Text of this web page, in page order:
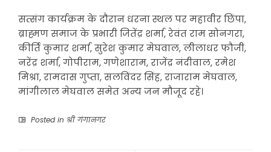
सत्संग कार्यक्रम के दौरान धरना स्थल पर महावीर छिंपा,
ब्राह्मण समाज के प्रभारी जितेंद्र शर्मा, रेवंत राम सोनगरा,
कीर्ति कुमार शर्मा, सुरेश कुमार मेघवाल, लीलाधर फौजी,
नरेंद्र शर्मा, गोपीराम, गणेशाराम, राजेंद्र नंदीवाल, रमेश
मिश्रा, रामदास गुप्ता, सलविंदर सिंह, राजाराम मेघवाल,
मांगीलाल मेघवाल समेत अन्य जन मौजूद रहे।
Posted in श्री गंगानगर